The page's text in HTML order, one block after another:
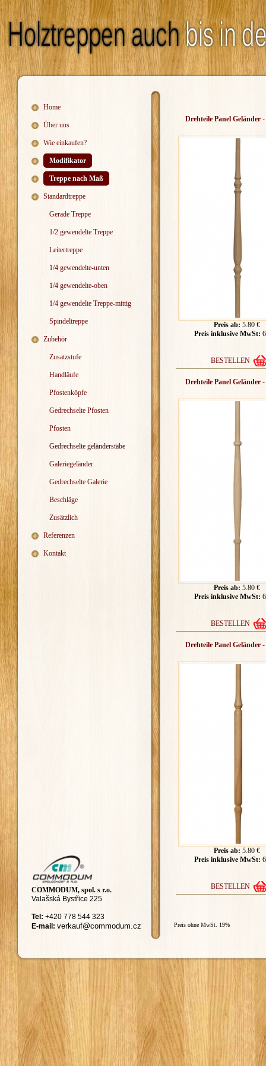
Home
Über uns
Wie einkaufen?
Modifikator
Treppe nach Maß
Standardtreppe
Gerade Treppe
1/2 gewendelte Treppe
Leitertreppe
1/4 gewendelte-unten
1/4 gewendelte-oben
1/4 gewendelte Treppe-mittig
Spindeltreppe
Zubehör
Zusatzstufe
Handläufe
Pfostenköpfe
Gedrechselte Pfosten
Pfosten
Gedrechselte geländerstäbe
Galeriegeländer
Gedrechselte Galerie
Beschläge
Zusätzlich
Referenzen
Kontakt
Drehteile Panel Geländer
Preis ab: 5.80 €
Preis inklusive MwSt:
BESTELLEN
Drehteile Panel Geländer
Preis ab: 5.80 €
Preis inklusive MwSt:
BESTELLEN
Drehteile Panel Geländer
Preis ab: 5.80 €
Preis inklusive MwSt:
BESTELLEN
Preis ohne MwSt. 19%
COMMODUM, spol. s r.o.
Valašská Bystřice 225
Tel: +420 778 544 323
E-mail: verkauf@commodum.cz